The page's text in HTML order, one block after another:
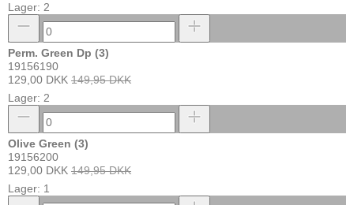
Lager: 2
Perm. Green Dp (3)
19156190
129,00 DKK 149,95 DKK
Lager: 2
Olive Green (3)
19156200
129,00 DKK 149,95 DKK
Lager: 1